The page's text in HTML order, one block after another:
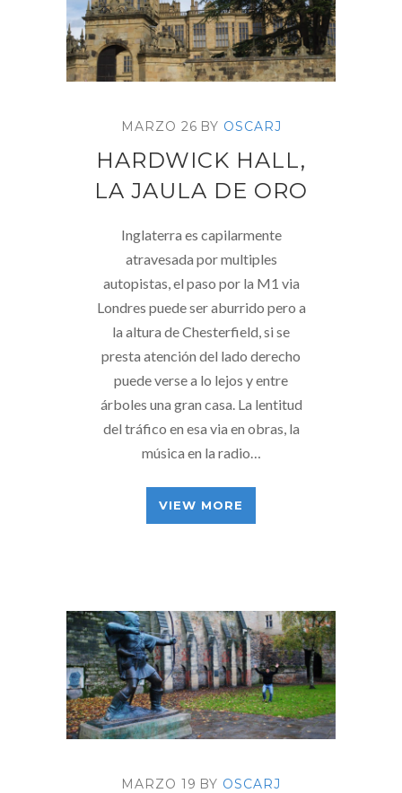
MARZO 26 BY OSCARJ
HARDWICK HALL,
LA JAULA DE ORO
Inglaterra es capilarmente
atravesada por multiples
autopistas, el paso por la M1 via
Londres puede ser aburrido pero a
la altura de Chesterfield, si se
presta atención del lado derecho
puede verse a lo lejos y entre
árboles una gran casa. La lentitud
del tráfico en esa via en obras, la
música en la radio…
VIEW MORE
MARZO 19 BY OSCARJ